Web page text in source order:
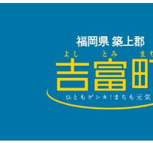
福岡県 築上郡